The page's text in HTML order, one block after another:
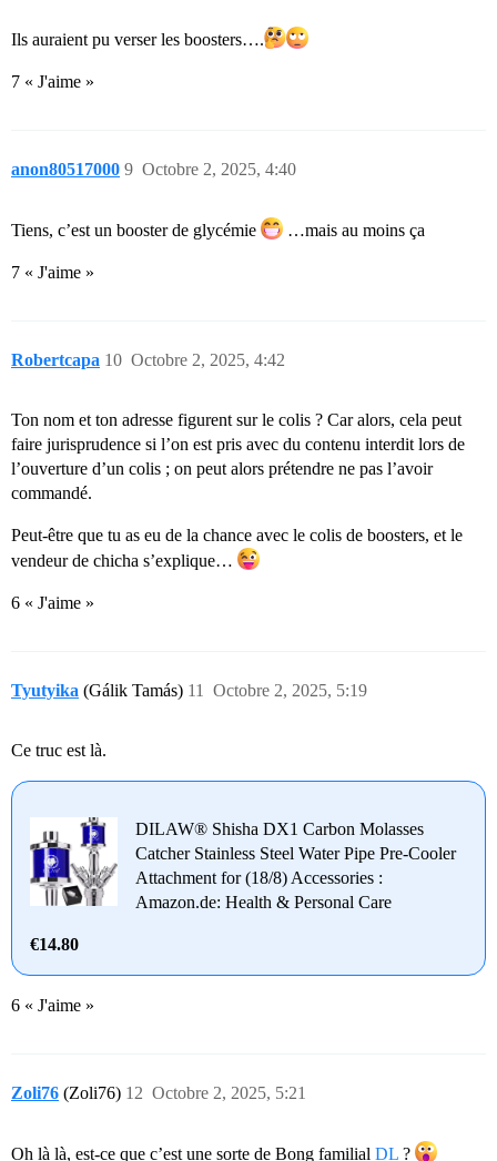
Ils auraient pu verser les boosters….
7 « J'aime »
anon80517000 Octobre 2, 2025, 4:40
9
Tiens, c’est un booster de glycémie …mais au moins ça
7 « J'aime »
Robertcapa Octobre 2, 2025, 4:42
10
Ton nom et ton adresse figurent sur le colis ? Car alors, cela peut
faire jurisprudence si l’on est pris avec du contenu interdit lors de
l’ouverture d’un colis ; on peut alors prétendre ne pas l’avoir
commandé.
Peut-être que tu as eu de la chance avec le colis de boosters, et le
vendeur de chicha s’explique…
6 « J'aime »
Tyutyika (Gálik Tamás) Octobre 2, 2025, 5:19
11
Ce truc est là.
DILAW® Shisha DX1 Carbon Molasses
Catcher Stainless Steel Water Pipe Pre-Cooler
Attachment for (18/8) Accessories :
Amazon.de: Health & Personal Care
€14.80
6 « J'aime »
Zoli76 (Zoli76) Octobre 2, 2025, 5:21
12
Oh là là, est-ce que c’est une sorte de Bong familial DL ?